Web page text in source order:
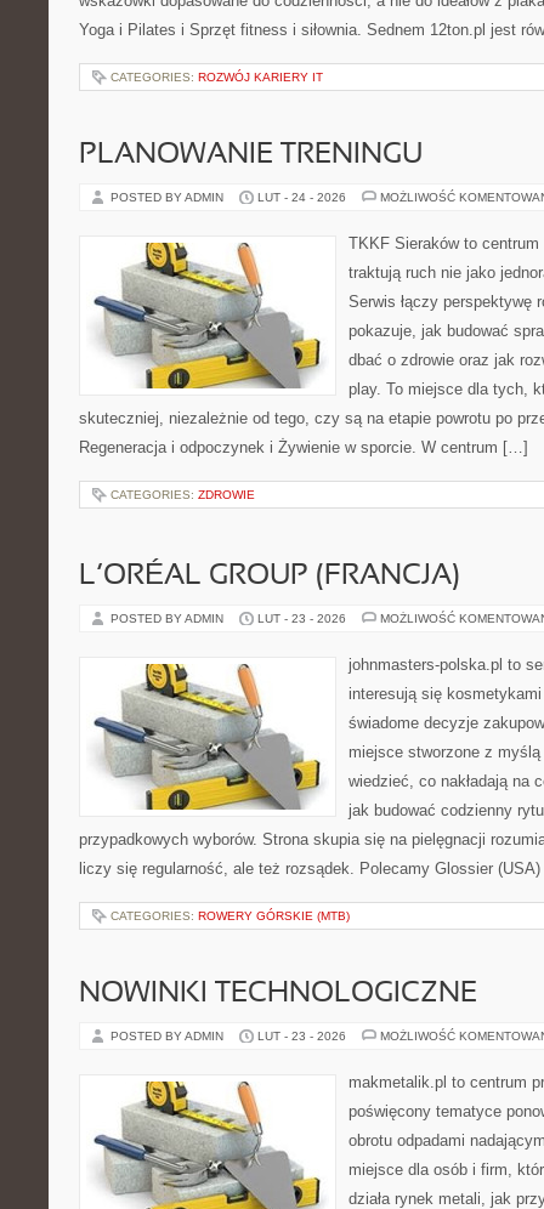
Yoga i Pilates i Sprzęt fitness i siłownia. Sednem 12ton.pl jest
CATEGORIES: ROZWÓJ KARIERY IT
PLANOWANIE TRENINGU
POSTED BY ADMIN LUT - 24 - 2026 MOŻLIWOŚĆ
TKKF Sieraków to
traktują ruch nie jako
Serwis łączy perspektywę
pokazuje, jak budować
dbać o zdrowie oraz jak
play. To miejsce dla tych,
skuteczniej, niezależnie od tego, czy są na etapie powrotu po
Regeneracja i odpoczynek i Żywienie w sporcie. W centrum […]
CATEGORIES: ZDROWIE
L’ORÉAL GROUP (FRANCJA)
POSTED BY ADMIN LUT - 23 - 2026 MOŻLIWOŚĆ
johnmasters-polska.pl to
interesują się
świadome decyzje
miejsce stworzone z
wiedzieć, co nakładają na
jak budować codzienny
przypadkowych wyborów. Strona skupia się na pielęgnacji
liczy się regularność, ale też rozsądek. Polecamy Glossier
CATEGORIES: ROWERY GÓRSKIE (MTB)
NOWINKI TECHNOLOGICZNE
POSTED BY ADMIN LUT - 23 - 2026 MOŻLIWOŚĆ
makmetalik.pl to centrum
poświęcony tematyce
obrotu odpadami
miejsce dla osób i firm,
działa rynek metali, jak